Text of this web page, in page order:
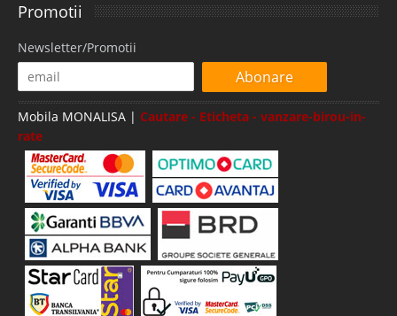
Promotii
Newsletter/Promotii
Abonare
Mobila MONALISA | Cautare - Eticheta - vanzare-birou-in-
rate